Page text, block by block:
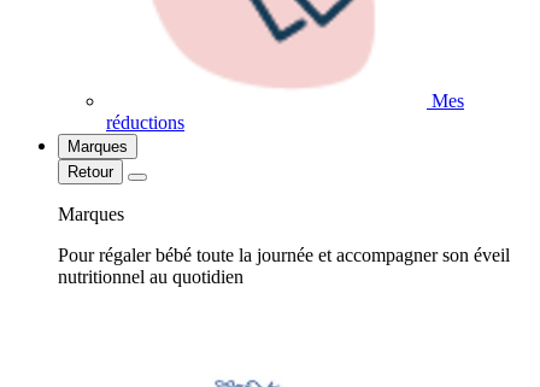
Mes
réductions
Marques
Retour
Marques
Pour régaler bébé toute la journée et accompagner son éveil
nutritionnel au quotidien